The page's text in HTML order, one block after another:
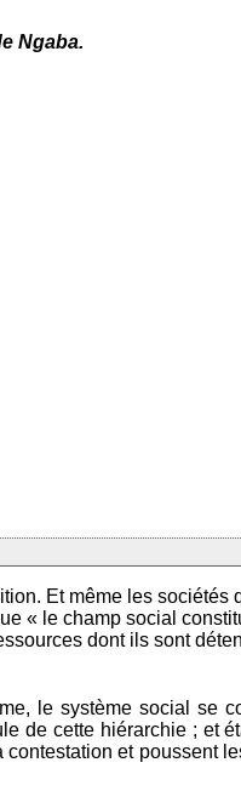
Ngaba.
Et même les sociétés
« le champ social
dont ils sont
le système social se
de cette hiérarchie ; et
et poussent